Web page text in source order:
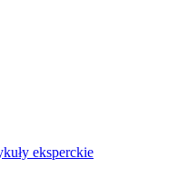
eksperckie